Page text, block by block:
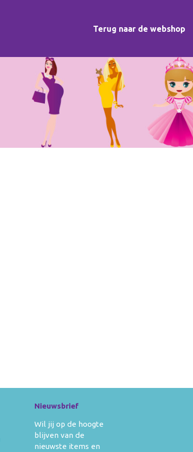
Terug naar de webshop
Nieuwsbrief
Wil jij op de hoogte
blijven van de
nieuwste items en